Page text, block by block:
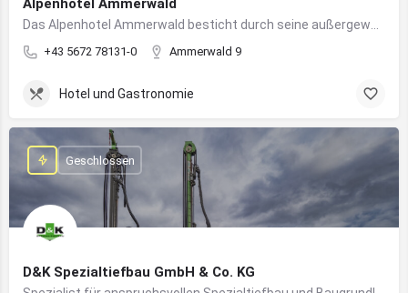
Alpenhotel Ammerwald
+43 5672 78131-0 Ammerwald 9
Hotel und Gastronomie
D&K Spezialtiefbau GmbH & Co. KG
Geschlossen